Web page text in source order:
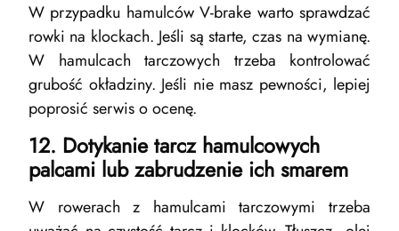
W przypadku hamulców V-brake warto sprawdzać
rowki na klockach. Jeśli są starte, czas na wymianę.
W hamulcach tarczowych trzeba kontrolować
grubość okładziny. Jeśli nie masz pewności, lepiej
poprosić serwis o ocenę.
12. Dotykanie tarcz hamulcowych
palcami lub zabrudzenie ich smarem
W rowerach z hamulcami tarczowymi trzeba